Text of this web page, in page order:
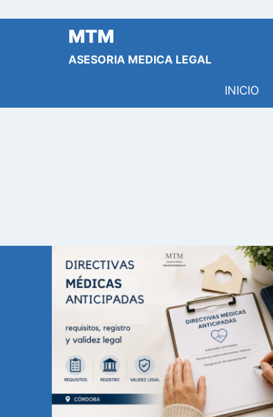
MTM
ASESORIA MEDICA LEGAL
INICIO